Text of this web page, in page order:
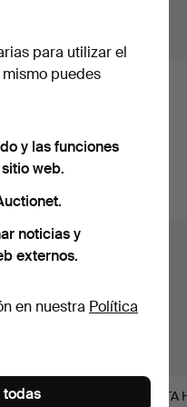
con
NILSSON-
para utilizar el
puedes
y las funciones
web.
noticias y
externos.
en nuestra Política